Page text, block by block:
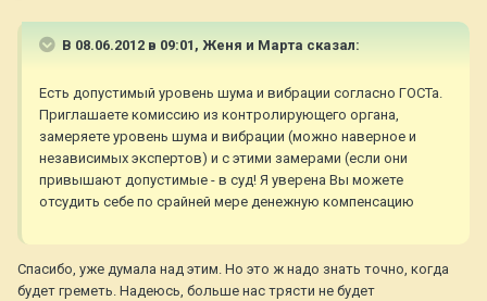
В 08.06.2012 в 09:01, Женя и Марта сказал:
Есть допустимый уровень шума и вибрации согласно ГОСТа.
Приглашаете комиссию из контролирующего органа,
замеряете уровень шума и вибрации (можно наверное и
независимых экспертов) и с этими замерами (если они
привышают допустимые - в суд! Я уверена Вы можете
отсудить себе по срайней мере денежную компенсацию
Спасибо, уже думала над этим. Но это ж надо знать точно, когда
будет греметь. Надеюсь, больше нас трясти не будет